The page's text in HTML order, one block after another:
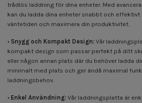
trådlös laddning för dina enheter. Med
kan du ladda dina enheter snabbt och
väntetiden och maximera din produktivitet.
• Snygg och Kompakt Design: Vår
kompakt design som passar perfekt på ditt
eller någon annan plats där du behöver ladda
minimalt med plats och ger ändå maximal
laddningsbehov.
• Enkel Användning: Vår laddningsplatta är